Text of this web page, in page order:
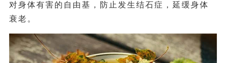
对身体有害的自由基，防止发生结石症，延缓身体
衰老。